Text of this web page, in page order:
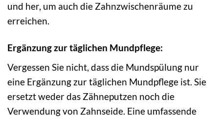
und her, um auch die Zahnzwischenräume zu
erreichen.
Ergänzung zur täglichen Mundpflege:
Vergessen Sie nicht, dass die Mundspülung nur
eine Ergänzung zur täglichen Mundpflege ist. Sie
ersetzt weder das Zähneputzen noch die
Verwendung von Zahnseide. Eine umfassende